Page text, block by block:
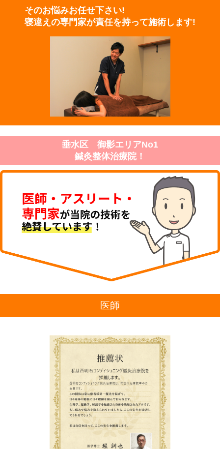
そのお悩みお任せ下さい!
寝違えの専門家が責任を持って施術します!
垂水区 御影エリアNo1
鍼灸整体治療院！
医師